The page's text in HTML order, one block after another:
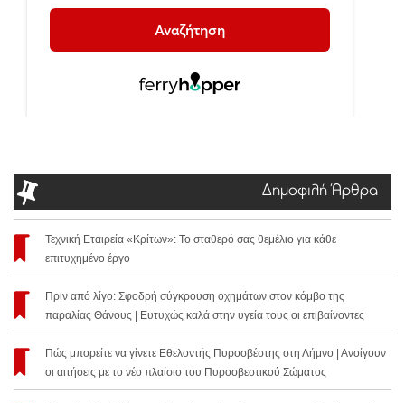
Δημοφιλή Άρθρα
Τεχνική Εταιρεία «Κρίτων»: Το σταθερό σας θεμέλιο για κάθε
επιτυχημένο έργο
Πριν από λίγο: Σφοδρή σύγκρουση οχημάτων στον κόμβο της
παραλίας Θάνους | Ευτυχώς καλά στην υγεία τους οι επιβαίνοντες
Πώς μπορείτε να γίνετε Εθελοντής Πυροσβέστης στη Λήμνο | Ανοίγουν
οι αιτήσεις με το νέο πλαίσιο του Πυροσβεστικού Σώματος